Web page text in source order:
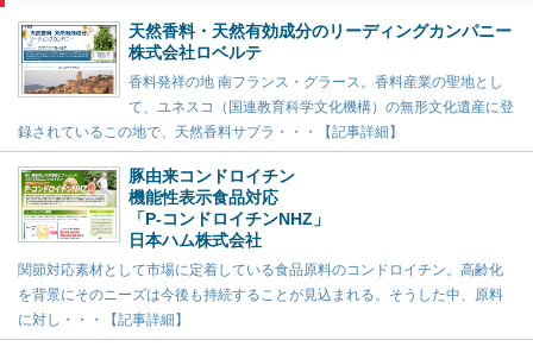
天然香料・天然有効成分のリーディングカンパニー
株式会社ロベルテ
香料発祥の地 南フランス・グラース。香料産業の聖地とし
て、ユネスコ（国連教育科学文化機構）の無形文化遺産に登
録されているこの地で、天然香料サプラ・・・【記事詳細】
豚由来コンドロイチン
機能性表示食品対応
「P-コンドロイチンNHZ」
日本ハム株式会社
関節対応素材として市場に定着している食品原料のコンドロイチン。高齢化
を背景にそのニーズは今後も持続することが見込まれる。そうした中、原料
に対し・・・【記事詳細】